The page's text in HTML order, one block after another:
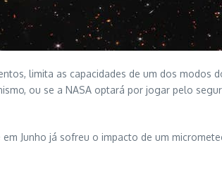
limita as capacidades de um dos modos
ou se a NASA optará por jogar pelo
Junho já sofreu o impacto de um